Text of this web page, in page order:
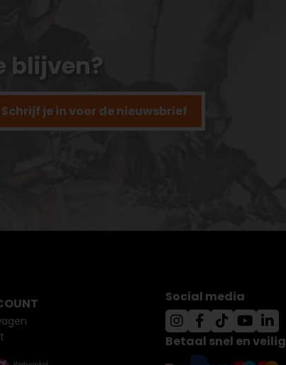
blijven?
Schrijf je in voor de nieuwsbrief
Social media
Betaal snel en veilig